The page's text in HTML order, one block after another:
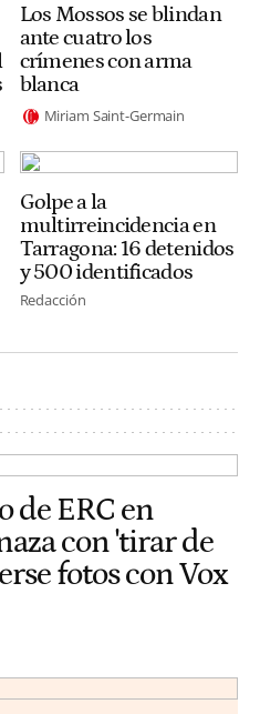
Los Mossos se blindan
ante cuatro los
crímenes con arma
blanca
Miriam Saint-Germain
Golpe a la
multirreincidencia en
Tarragona: 16 detenidos
y 500 identificados
Redacción
de ERC en
con 'tirar de
fotos con Vox